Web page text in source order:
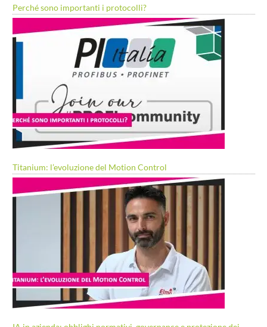
Perché sono importanti i protocolli?
Titanium: l’evoluzione del Motion Control